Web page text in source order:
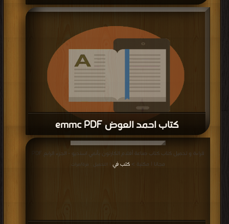
كتاب احمد العوض emmc PDF
قراءة و تحميل كتاب كتاب احمد العوض emmc PDF مجانا | مكتبة >
التحميل : مرة/مرات
مجانا | مكتبة >كتب في | التحميل : مرة/مرات